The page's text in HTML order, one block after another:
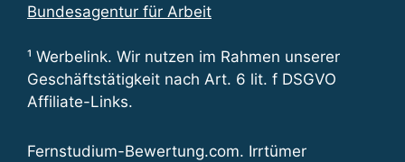
Bundesagentur für Arbeit
¹ Werbelink. Wir nutzen im Rahmen unserer
Geschäftstätigkeit nach Art. 6 lit. f DSGVO
Affiliate-Links.
Fernstudium-Bewertung.com. Irrtümer